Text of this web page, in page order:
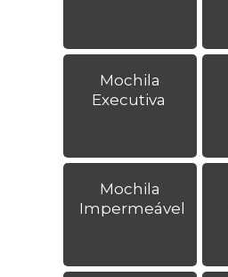
Mochila
Executiva
Mochila
Impermeável